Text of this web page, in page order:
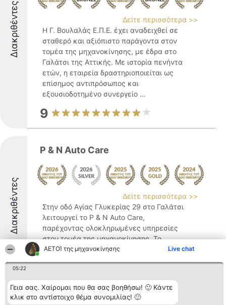
ΑΕΤΟΊ της μηχανοκίνησης Live chat
05:22
Γεια σας. Χαίρομαι που θα σας βοηθήσω! 🙂 Κάντε
κλικ στο αντίστοιχο θέμα συνομιλίας! 🙂
Διακριθέντες
Δείτε περισσότερα >>
Η Γ. Βουλαλάς Ε.Π.Ε. έχει αναδειχθεί σε
σταθερό και αξιόπιστο παράγοντα στον
τομέα της μηχανοκίνησης, με έδρα στο
Γαλάτσι της Αττικής. Με ιστορία πενήντα
ετών, η εταιρεία δραστηριοποιείται ως
επίσημος αντιπρόσωπος και
εξουσιοδοτημένο συνεργείο ...
9
Διακριθέντες
P & N Auto Care
Δείτε περισσότερα >>
Στην οδό Αγίας Γλυκερίας 29 στο Γαλάτσι
λειτουργεί το P & N Auto Care,
παρέχοντας ολοκληρωμένες υπηρεσίες
στον τομέα της μηχανοκίνησης. Το
εξειδικευμένο αυτό συνεργείο
9.2